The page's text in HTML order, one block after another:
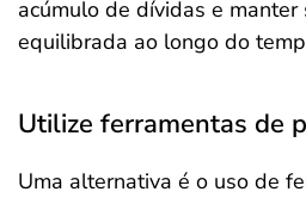
acúmulo de dívidas e manter
equilibrada ao longo do
Utilize ferramentas de
Uma alternativa é o uso de